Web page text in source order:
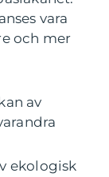
vara
och mer
av
ekologisk